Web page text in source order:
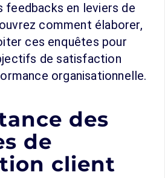
en leviers de
comment élaborer,
ces enquêtes pour
de satisfaction
organisationnelle.
des
de
client